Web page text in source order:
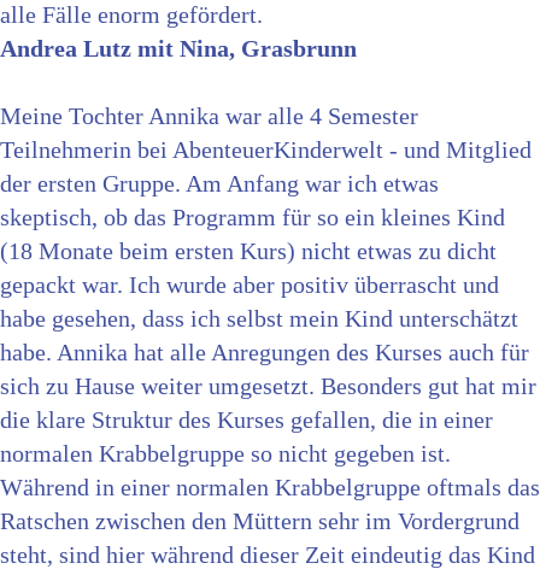
alle Fälle enorm gefördert.
Andrea Lutz mit Nina, Grasbrunn
Meine Tochter Annika war alle 4 Semester
Teilnehmerin bei AbenteuerKinderwelt - und Mitglied
der ersten Gruppe. Am Anfang war ich etwas
skeptisch, ob das Programm für so ein kleines Kind
(18 Monate beim ersten Kurs) nicht etwas zu dicht
gepackt war. Ich wurde aber positiv überrascht und
habe gesehen, dass ich selbst mein Kind unterschätzt
habe. Annika hat alle Anregungen des Kurses auch für
sich zu Hause weiter umgesetzt. Besonders gut hat mir
die klare Struktur des Kurses gefallen, die in einer
normalen Krabbelgruppe so nicht gegeben ist.
Während in einer normalen Krabbelgruppe oftmals das
Ratschen zwischen den Müttern sehr im Vordergrund
steht, sind hier während dieser Zeit eindeutig das Kind